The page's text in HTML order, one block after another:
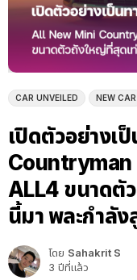
CAR UNVEILED NEW CAR
เปิดตัวอย่างเ
Countryman
ALL4 ขนาดตั
นี้มา พละกำลั
โดย Sahakrit S
3 ปีที่แล้ว